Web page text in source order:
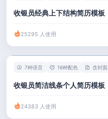
收银员经典上下结构简历模板
25295 人使用
7种语言 16种配色 含封面
收银员简洁线条个人简历模板
24383 人使用